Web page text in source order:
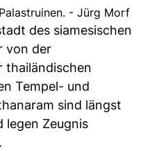
- Jürg Morf
des siamesischen
von der
thailändischen
Tempel- und
sind längst
legen Zeugnis